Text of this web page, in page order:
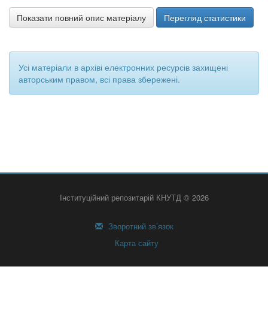
Показати повний опис матеріалу Перегляд статистики
Усі матеріали в архіві електронних ресурсів захищені
авторським правом, всі права збережені.
Інституційний репозитарій КНУТД © 2026
Зворотний зв’язок
Карта сайту